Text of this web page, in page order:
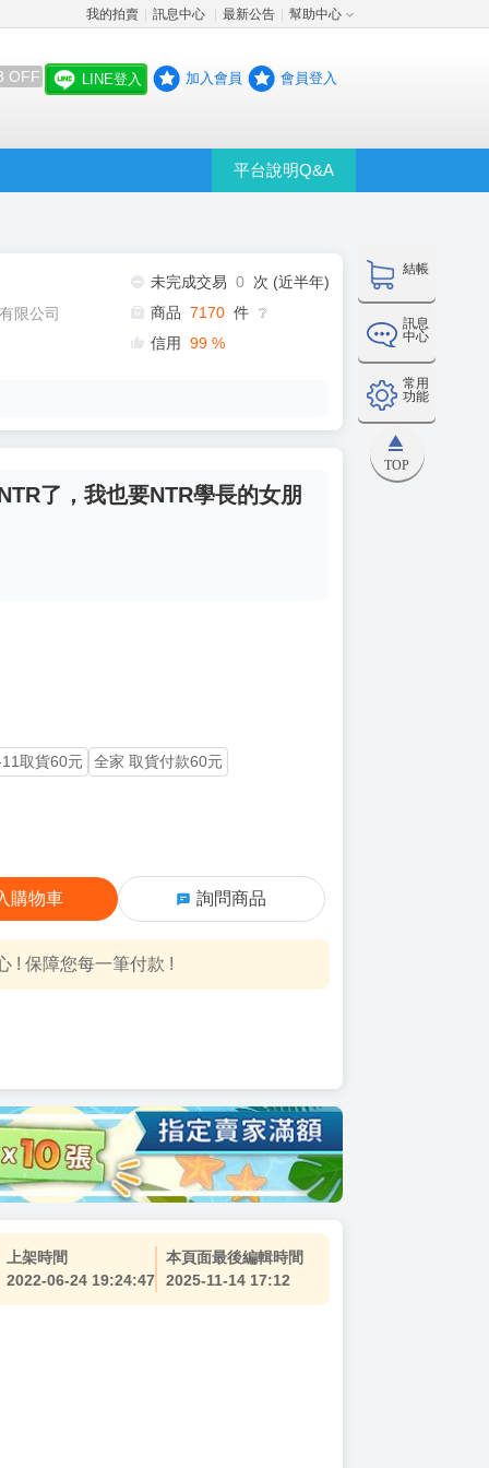
我的拍賣 訊息中心 最新公告 幫助中心
OFF LINE登入 加入會員 會員登入
平台說明Q&A
結帳
訊息
中心
常用
功能
TOP
限公司
未完成交易 0
次 (近半年)
商品 7170 件 ❔
信用 99 %
了，我也要NTR學長的女朋
取貨60元
全家 取貨付款60元
購物車 詢問商品
! 保障您每一筆付款 !